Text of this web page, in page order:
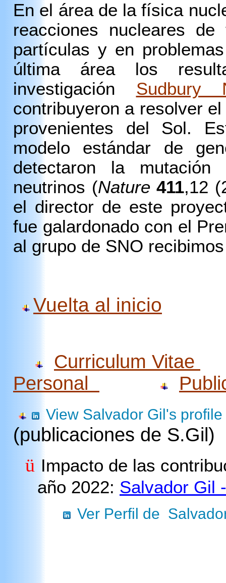
En el área de la física
reacciones nucleares
partículas y en
última área los
investigación Sudbury
contribuyeron a resolver
provenientes del Sol.
modelo estándar de
detectaron la
neutrinos (Nature 411,12
el director de este
fue galardonado con el
al grupo de SNO
Vuelta al inicio
Curriculum Vitae
Personal
View Salvador Gil's profile
(publicaciones de S.Gil)
ü Impacto de las
año 2022: Salvador Gil
Ver Perfil de